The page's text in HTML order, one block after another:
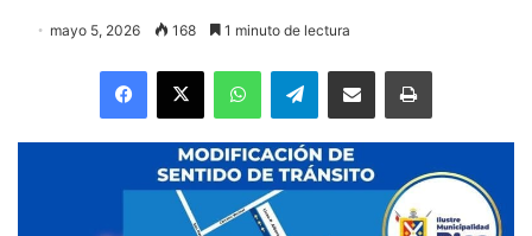
mayo 5, 2026 168 1 minuto de lectura
Facebook
X WhatsAppTelegramEnviar vía email Imprimir